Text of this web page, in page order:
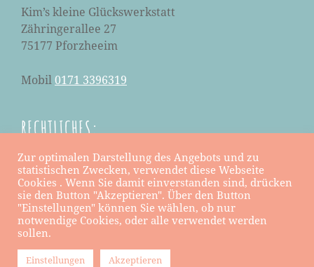
Kim’s kleine Glückswerkstatt
Zähringerallee 27
75177 Pforzheeim
Mobil0171 3396319
RECHTLICHES:
Datenschutzerklärung
Impressum
Copyright © 2026Kim's kleine Glückswerkstatt
Zur optimalen Darstellung des Angebots und zu
statistischen Zwecken, verwendet diese Webseite
Cookies . Wenn Sie damit einverstanden sind, drücken
sie den Button "Akzeptieren". Über den Button
"Einstellungen" können Sie wählen, ob nur
notwendige Cookies, oder alle verwendet werden
sollen.
Einstellungen Akzeptieren